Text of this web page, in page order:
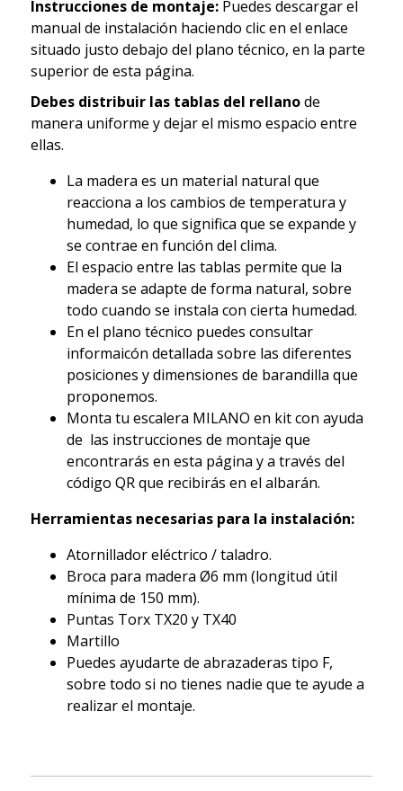
Instrucciones de montaje: Puedes descargar el
manual de instalación haciendo clic en el enlace
situado justo debajo del plano técnico, en la parte
superior de esta página.
Debes distribuir las tablas del rellanode
manera uniforme y dejar el mismo espacio entre
ellas.
La madera es un material natural que
reacciona a los cambios de temperatura y
humedad, lo que significa que se expande y
se contrae en función del clima.
El espacio entre las tablas permite que la
madera se adapte de forma natural, sobre
todo cuando se instala con cierta humedad.
En el plano técnico puedes consultar
informaicón detallada sobre las diferentes
posiciones y dimensiones de barandilla que
proponemos.
Monta tu escalera MILANO en kit con ayuda
de las instrucciones de montaje que
encontrarás en esta página y a través del
código QR que recibirás en el albarán.
Herramientas necesarias para la instalación:
Atornillador eléctrico / taladro.
Broca para madera Ø6 mm (longitud útil
mínima de 150 mm).
Puntas Torx TX20 y TX40
Martillo
Puedes ayudarte de abrazaderas tipo F,
sobre todo si no tienes nadie que te ayude a
realizar el montaje.